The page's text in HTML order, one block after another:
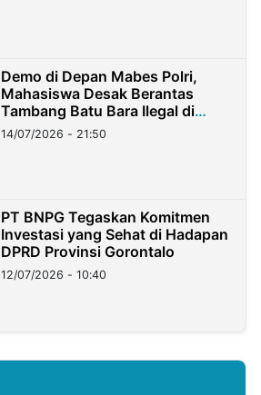
Demo di Depan Mabes Polri,
Mahasiswa Desak Berantas
Tambang Batu Bara Ilegal di
Lampung
14/07/2026 - 21:50
PT BNPG Tegaskan Komitmen
Investasi yang Sehat di Hadapan
DPRD Provinsi Gorontalo
12/07/2026 - 10:40